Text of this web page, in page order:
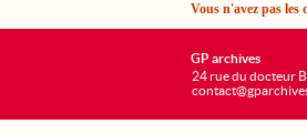
Vous n'avez pas les
GP archives
24 rue du docteur